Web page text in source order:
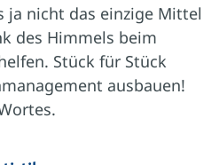
ja nicht das einzige Mittel
des Himmels beim
Stück für Stück
ausbauen!